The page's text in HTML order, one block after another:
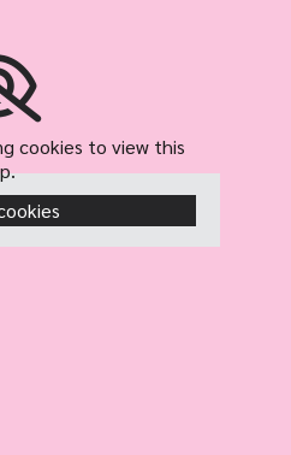
cookies to view this